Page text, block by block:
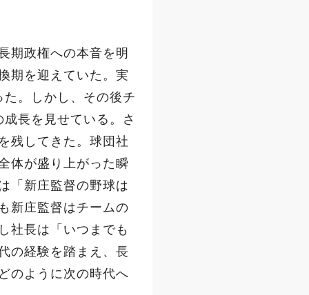
期政権への本音を明
期を迎えていた。実
。しかし、その後チ
長を見せている。さ
残してきた。球団社
体が盛り上がった瞬
「新庄監督の野球は
新庄監督はチームの
社長は「いつまでも
の経験を踏まえ、長
のように次の時代へ